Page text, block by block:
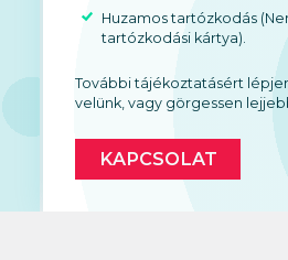
Huzamos tartózkodás
tartózkodási kártya).
További tájékoztatásért
velünk, vagy görgessen
KAPCSOLAT